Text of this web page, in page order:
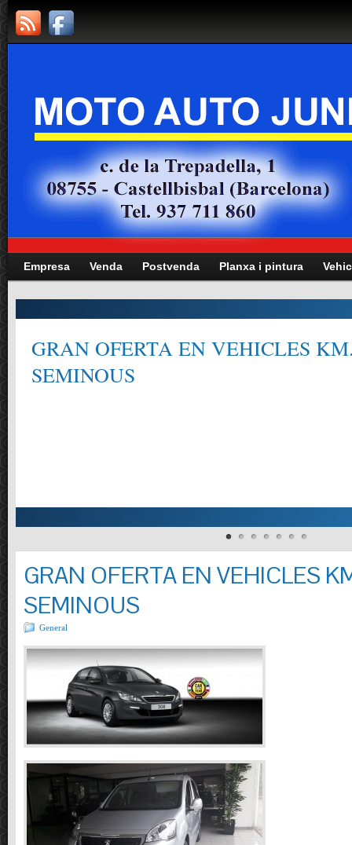
Empresa Venda Postvenda Planxa i pintura
GRAN OFERTA EN VEHICLES
SEMINOUS
GRAN OFERTA EN VEHICLES
SEMINOUS
General